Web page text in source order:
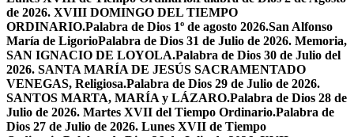
de 2026. XVIII DOMINGO DEL TIEMPO
ORDINARIO.Palabra de Dios 1º de agosto 2026.San Alfonso
María de LigorioPalabra de Dios 31 de Julio de 2026. Memoria,
SAN IGNACIO DE LOYOLA.Palabra de Dios 30 de Julio del
2026. SANTA MARÍA DE JESÚS SACRAMENTADO
VENEGAS, Religiosa.Palabra de Dios 29 de Julio de 2026.
SANTOS MARTA, MARÍA y LÁZARO.Palabra de Dios 28 de
Julio de 2026. Martes XVII del Tiempo Ordinario.Palabra de
Dios 27 de Julio de 2026. Lunes XVII de Tiempo